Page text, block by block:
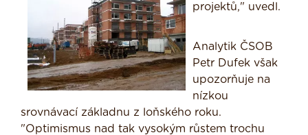
projektů," uvedl.
Analytik ČSOB
Petr Dufek však
upozorňuje na
nízkou
srovnávací základnu z loňského roku.
"Optimismus nad tak vysokým růstem trochu